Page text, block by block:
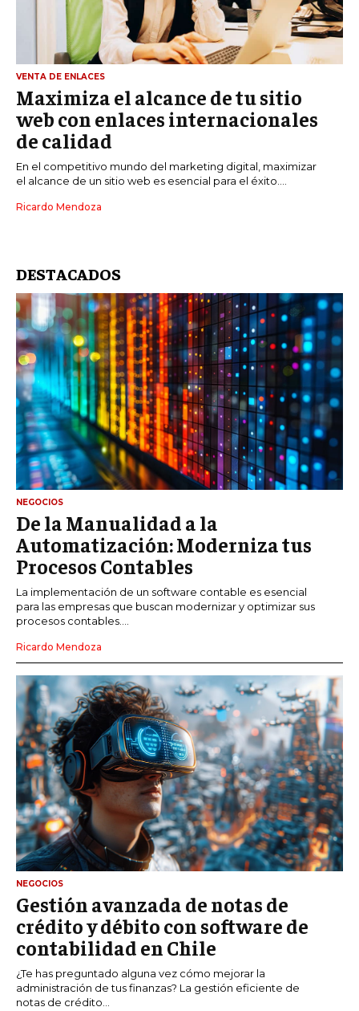
VENTA DE ENLACES
Maximiza el alcance de tu sitio
web con enlaces internacionales
de calidad
En el competitivo mundo del marketing digital, maximizar
el alcance de un sitio web es esencial para el éxito....
Ricardo Mendoza
DESTACADOS
NEGOCIOS
De la Manualidad a la
Automatización: Moderniza tus
Procesos Contables
La implementación de un software contable es esencial
para las empresas que buscan modernizar y optimizar sus
procesos contables....
Ricardo Mendoza
NEGOCIOS
Gestión avanzada de notas de
crédito y débito con software de
contabilidad en Chile
¿Te has preguntado alguna vez cómo mejorar la
administración de tus finanzas? La gestión eficiente de
notas de crédito...